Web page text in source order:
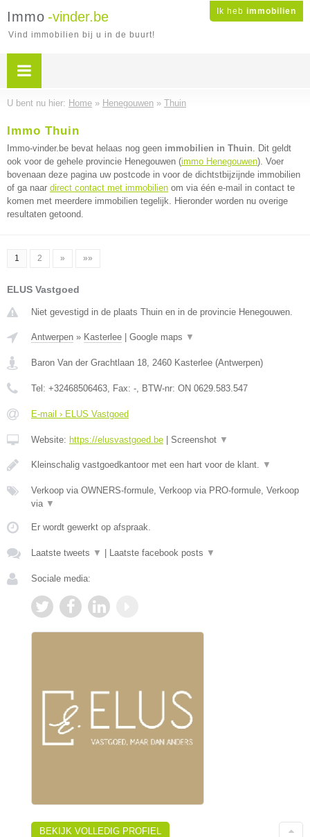
Ik heb immobilien
Immo -vinder.be
Vind immobilien bij u in de buurt!
U bent nu hier: Home » Henegouwen » Thuin
Immo Thuin
Immo-vinder.be bevat helaas nog geen immobilien in Thuin. Dit geldt
ook voor de gehele provincie Henegouwen (immo Henegouwen). Voer
bovenaan deze pagina uw postcode in voor de dichtstbijzijnde immobilien
of ga naar direct contact met immobilien om via één e-mail in contact te
komen met meerdere immobilien tegelijk. Hieronder worden nu overige
resultaten getoond.
1 2 » »»
ELUS Vastgoed
Niet gevestigd in de plaats Thuin en in de provincie Henegouwen.
Antwerpen » Kasterlee Google maps ▼
Baron Van der Grachtlaan 18, 2460 Kasterlee (Antwerpen)
Tel: +32468506463, Fax: -, BTW-nr: ON 0629.583.547
E-mail › ELUS Vastgoed
Website: https://elusvastgoed.be Screenshot ▼
Kleinschalig vastgoedkantoor met een hart voor de klant. ▼
Verkoop via OWNERS-formule, Verkoop via PRO-formule, Verkoop
via ▼
Er wordt gewerkt op afspraak.
Laatste tweets ▼ Laatste facebook posts ▼
Sociale media:
BEKIJK VOLLEDIG PROFIEL